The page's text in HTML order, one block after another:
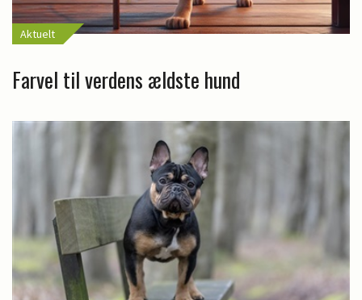
Aktuelt
Farvel til verdens ældste hund